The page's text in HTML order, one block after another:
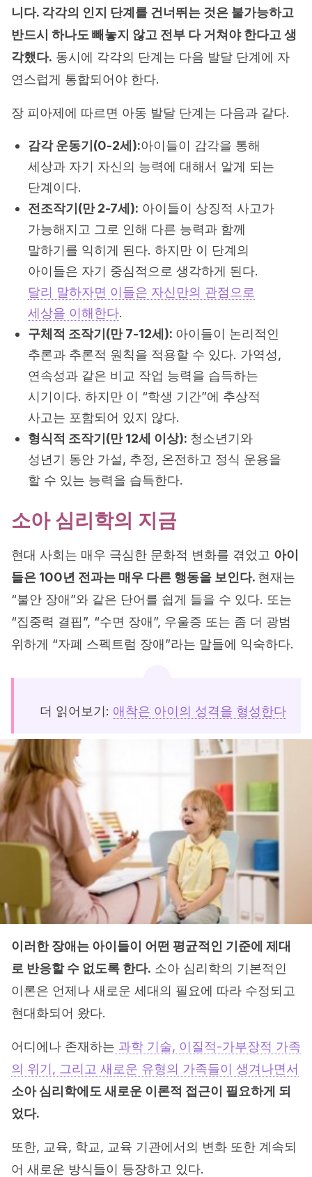
니다. 각각의 인지 단계를 건너뛰는 것은 불가능하고
반드시 하나도 빼놓지 않고 전부 다 거쳐야 한다고 생
각했다. 동시에 각각의 단계는 다음 발달 단계에 자
연스럽게 통합되어야 한다.
장 피아제에 따르면 아동 발달 단계는 다음과 같다.
감각 운동기(0-2세):아이들이 감각을 통해
세상과 자기 자신의 능력에 대해서 알게 되는
단계이다.
전조작기(만 2-7세): 아이들이 상징적 사고가
가능해지고 그로 인해 다른 능력과 함께
말하기를 익히게 된다. 하지만 이 단계의
아이들은 자기 중심적으로 생각하게 된다.
달리 말하자면 이들은 자신만의 관점으로
세상을 이해한다.
구체적 조작기(만 7-12세): 아이들이 논리적인
추론과 추론적 원칙을 적용할 수 있다. 가역성,
연속성과 같은 비교 작업 능력을 습득하는
시기이다. 하지만 이 “학생 기간”에 추상적
사고는 포함되어 있지 않다.
형식적 조작기(만 12세 이상): 청소년기와
성년기 동안 가설, 추정, 온전하고 정식 운용을
할 수 있는 능력을 습득한다.
소아 심리학의 지금
현대 사회는 매우 극심한 문화적 변화를 겪었고 아이
들은 100년 전과는 매우 다른 행동을 보인다. 현재는
“불안 장애”와 같은 단어를 쉽게 들을 수 있다. 또는
“집중력 결핍”, “수면 장애”, 우울증 또는 좀 더 광범
위하게 “자폐 스펙트럼 장애”라는 말들에 익숙하다.
더 읽어보기: 애착은 아이의 성격을 형성한다
이러한 장애는 아이들이 어떤 평균적인 기준에 제대
로 반응할 수 없도록 한다. 소아 심리학의 기본적인
이론은 언제나 새로운 세대의 필요에 따라 수정되고
현대화되어 왔다.
어디에나 존재하는 과학 기술, 이질적-가부장적 가족
의 위기, 그리고 새로운 유형의 가족들이 생겨나면서
소아 심리학에도 새로운 이론적 접근이 필요하게 되
었다.
또한, 교육, 학교, 교육 기관에서의 변화 또한 계속되
어 새로운 방식들이 등장하고 있다.